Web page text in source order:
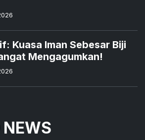
Kuasa Iman Sebesar Biji
Mengagumkan!
NEWS